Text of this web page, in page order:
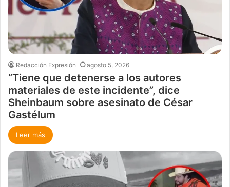
Redacción Expresión agosto 5, 2026
“Tiene que detenerse a los autores
materiales de este incidente”, dice
Sheinbaum sobre asesinato de César
Gastélum
Leer más